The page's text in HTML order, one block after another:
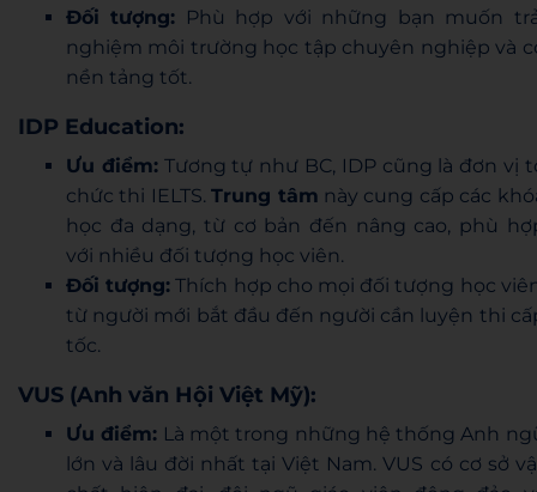
Đối tượng: Phù hợp với những bạn muốn
nghiệm môi trường học tập chuyên nghiệp và
nền tảng tốt.
IDP Education:
Ưu điểm:Tương tự như BC, IDP cũng là đơn vị
chức thi IELTS.Trung tâm này cung cấp các
học đa dạng, từ cơ bản đến nâng cao, phù
với nhiều đối tượng học viên.
Đối tượng: Thích hợp cho mọi đối tượng học
từ người mới bắt đầu đến người cần luyện thi
tốc.
VUS (Anh văn Hội Việt Mỹ):
Ưu điểm: Là một trong những hệ thống Anh
lớn và lâu đời nhất tại Việt Nam. VUS có cơ sở